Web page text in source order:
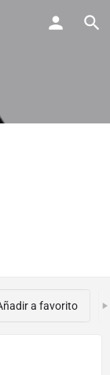
a favorito